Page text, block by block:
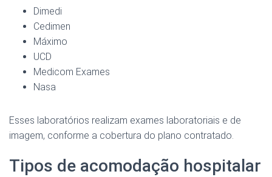
Dimedi
Cedimen
Máximo
UCD
Medicom Exames
Nasa
Esses laboratórios realizam exames laboratoriais e de
imagem, conforme a cobertura do plano contratado.
Tipos de acomodação hospitalar